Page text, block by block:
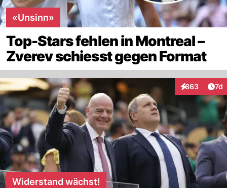
«Unsinn»
Top-Stars fehlen in Montreal –
Zverev schiesst gegen Format
863
Interaktionen
7d
Widerstand wächst!